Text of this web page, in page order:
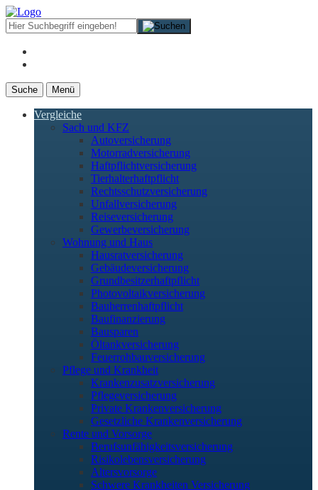
Suche Menü
Vergleiche
Sach und KFZ
Autoversicherung
Motorradversicherung
Haftpflichtversicherung
Tierhalterhaftpflicht
Rechtsschutzversicherung
Unfallversicherung
Reiseversicherung
Gewerbeversicherung
Wohnung und Haus
Hausratversicherung
Gebäudeversicherung
Grundbesitzerhaftpflicht
Photovoltaikversicherung
Bauherrenhaftpflicht
Baufinanzierung
Bausparen
Öltankversicherung
Feuerrohbauversicherung
Pflege und Krankheit
Krankenzusatzversicherung
Pflegeversicherung
Private Krankenversicherung
Gesetzliche Krankenversicherung
Rente und Vorsorge
Berufs­unfähigkeitsversicherung
Risikolebensversicherung
Altersvorsorge
Schwere Krankheiten Versicherung